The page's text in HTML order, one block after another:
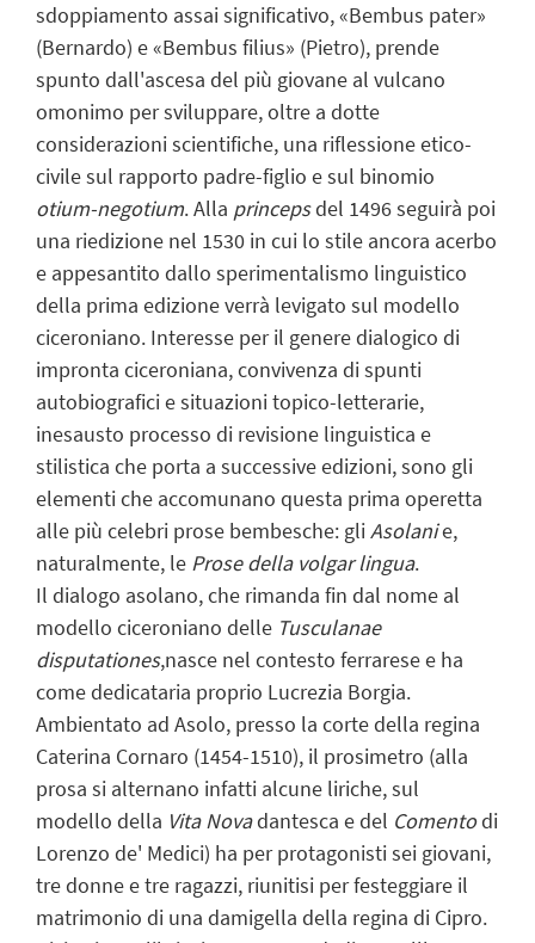
sdoppiamento assai significativo, «Bembus pater»
(Bernardo) e «Bembus filius» (Pietro), prende
spunto dall'ascesa del più giovane al vulcano
omonimo per sviluppare, oltre a dotte
considerazioni scientifiche, una riflessione etico-
civile sul rapporto padre-figlio e sul binomio
otium-negotium. Alla princepsdel 1496 seguirà poi
una riedizione nel 1530 in cui lo stile ancora acerbo
e appesantito dallo sperimentalismo linguistico
della prima edizione verrà levigato sul modello
ciceroniano. Interesse per il genere dialogico di
impronta ciceroniana, convivenza di spunti
autobiografici e situazioni topico-letterarie,
inesausto processo di revisione linguistica e
stilistica che porta a successive edizioni, sono gli
elementi che accomunano questa prima operetta
alle più celebri prose bembesche: gliAsolanie,
naturalmente, le Prose della volgar lingua.
Il dialogo asolano, che rimanda fin dal nome al
modello ciceroniano delle Tusculanae
disputationes,nasce nel contesto ferrarese e ha
come dedicataria proprio Lucrezia Borgia.
Ambientato ad Asolo, presso la corte della regina
Caterina Cornaro (1454-1510), il prosimetro (alla
prosa si alternano infatti alcune liriche, sul
modello della Vita Novadantesca e del Comentodi
Lorenzo de' Medici) ha per protagonisti sei giovani,
tre donne e tre ragazzi, riunitisi per festeggiare il
matrimonio di una damigella della regina di Cipro.